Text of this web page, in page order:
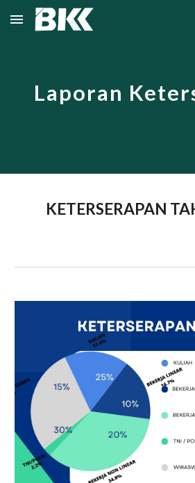
Skip to main content
Laporan
KETERSERAPAN